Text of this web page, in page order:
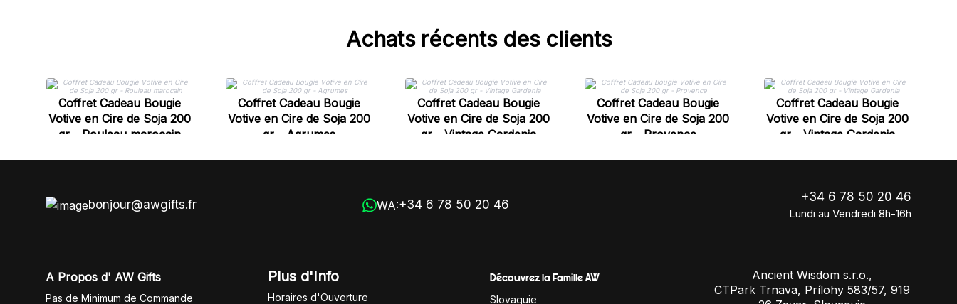
Achats récents des clients
Coffret Cadeau Bougie
Votive en Cire de Soja 200
gr - Rouleau marocain
Coffret Cadeau Bougie
Votive en Cire de Soja 200
gr - Agrumes
Coffret Cadeau Bougie
Votive en Cire de Soja 200
gr - Vintage Gardenia
Coffret Cadeau Bougie
Votive en Cire de Soja 200
gr - Provence
Coffret Cadeau Bougie
Votive en Cire de Soja 200
gr - Vintage Gardenia
bonjour@awgifts.fr WA:+34 6 78 50 20 46
+34 6 78 50 20 46
Lundi au Vendredi 8h-16h
A Propos d' AW Gifts
Pas de Minimum de Commande
Plus d'Info
Horaires d'Ouverture
Découvrez la Famille AW
Slovaquie
Ancient Wisdom s.r.o.,
CTPark Trnava, Prílohy 583/57, 919